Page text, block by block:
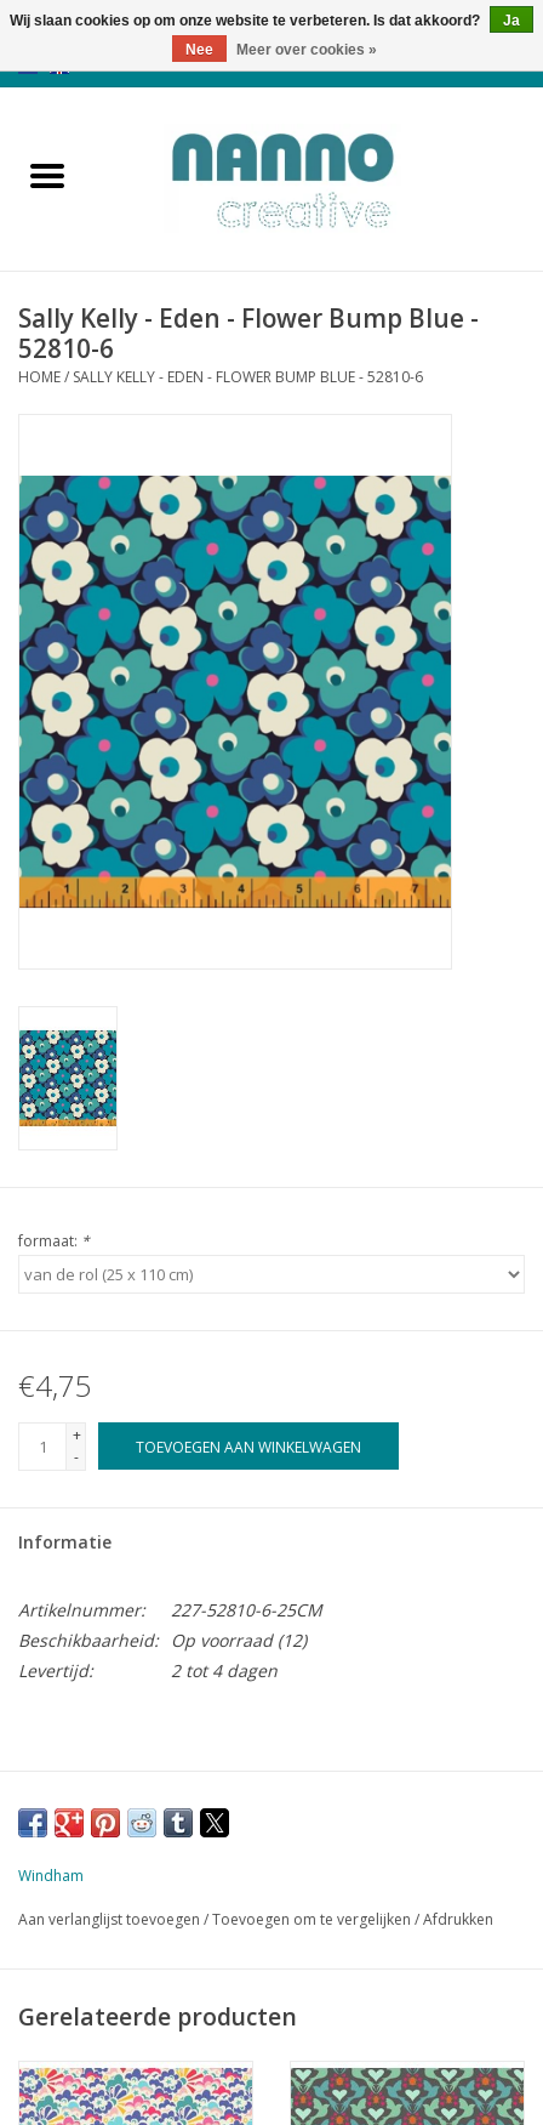
Producten
Nieuws
Herfst & Halloween
Laatste Kans
Cadeaubonnen
Nanno Blog
Merken
Beloningen
Sally Kelly - Eden - Flower Bump Blue -
52810-6
HOME/ SALLY KELLY - EDEN - FLOWER BUMP BLUE - 52810-6
formaat: *
€4,75
+
-
TOEVOEGEN AAN WINKELWAGEN
Informatie
Artikelnummer:
227-52810-6-25CM
Beschikbaarheid:
Op voorraad(12)
Levertijd:
2 tot 4 dagen
Windham
Aan verlanglijst toevoegen /Toevoegen om te vergelijken /Afdrukken
Gerelateerde producten
Wij slaan cookies op om onze website te verbeteren. Is dat akkoord?
Ja
Nee
Meer over cookies »